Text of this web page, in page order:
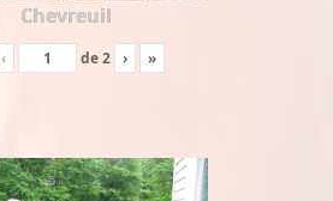
Chevreuil
‹ de2 › »